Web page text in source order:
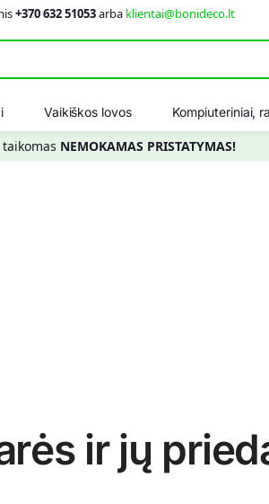
+370 632 51053arba klientai@bonideco.lt
Vaikiškos lovos Kompiuteriniai,
NEMOKAMAS PRISTATYMAS!
ir jų